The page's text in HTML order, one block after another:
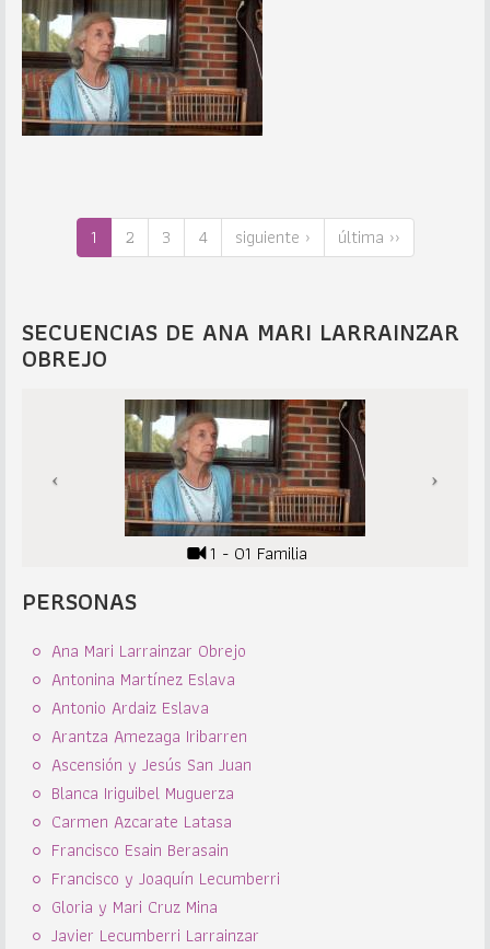
1 2 3 4 siguiente › última ››
SECUENCIAS DE ANA MARI LARRAINZAR
OBREJO
1 - 01 Familia
PERSONAS
Ana Mari Larrainzar Obrejo
Antonina Martínez Eslava
Antonio Ardaiz Eslava
Arantza Amezaga Iribarren
Ascensión y Jesús San Juan
Blanca Iriguibel Muguerza
Carmen Azcarate Latasa
Francisco Esain Berasain
Francisco y Joaquín Lecumberri
Gloria y Mari Cruz Mina
Javier Lecumberri Larrainzar